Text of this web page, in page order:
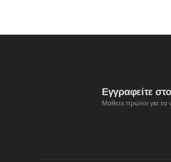
Εγγραφείτε
Μάθετε πρώτοι για τα